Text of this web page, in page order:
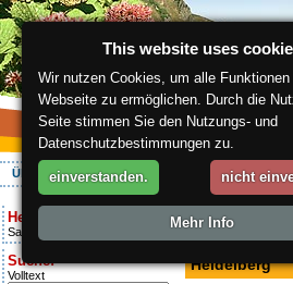
Über die Region Aktiv Erleben Entspannung
Heute ist:
Saturday 8.08.2026
Suche:
Volltext
ergis.cz>
Berg
Heidelberg
This website uses
Wir nutzen Cookies, um alle Funktionen
Webseite zu ermöglichen. Durch die
Seite stimmen Sie den Nutzungs- und
Datenschutzbestimmungen zu.
einverstanden. nicht
Mehr Info